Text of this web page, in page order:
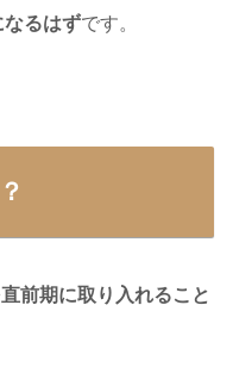
なるはずです。
前期に取り入れること